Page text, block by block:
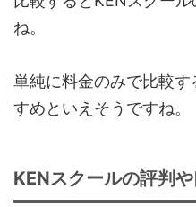
ね。
単純に料金のみで比較
すめといえそうですね。
KENスクールの評判や